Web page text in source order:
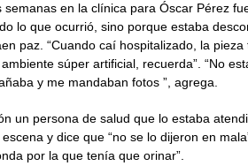
semanas en la clínica para Óscar Pérez
lo que ocurrió, sino porque estaba
paz. “Cuando caí hospitalizado, la
súper artificial, recuerda”. “No
y me mandaban fotos ”, agrega.
un persona de salud que lo estaba
y dice que “no se lo dijeron en
por la que tenía que orinar”.